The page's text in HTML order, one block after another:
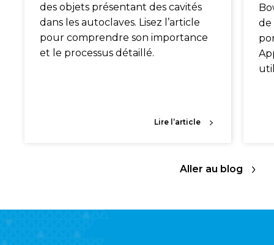
des objets présentant des cavités
dans les autoclaves. Lisez l’article
pour comprendre son importance
et le processus détaillé.
Lire l’article
de
Aller au blog